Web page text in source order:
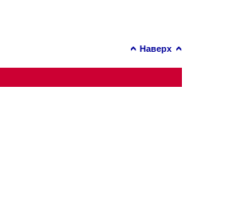
Наверх